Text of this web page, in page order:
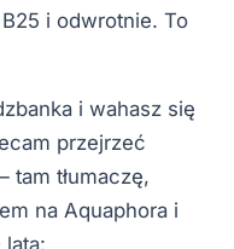
i odwrotnie. To
i wahasz się
przejrzeć
tam tłumaczę,
na Aquaphora i